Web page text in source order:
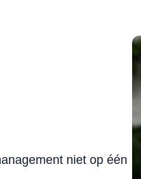
niet op één